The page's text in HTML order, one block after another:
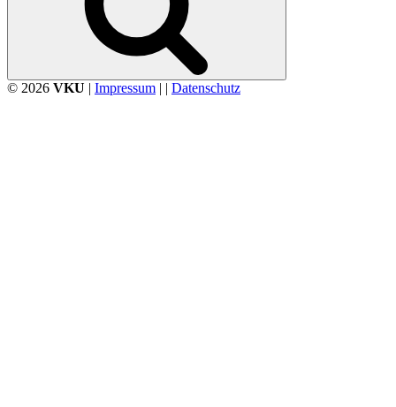
© 2026 VKU | Impressum | | Datenschutz